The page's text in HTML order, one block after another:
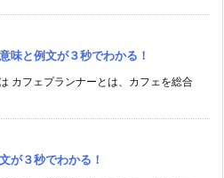
味と例文が３秒でわかる！
カフェプランナーとは、カフェを総合
が３秒でわかる！